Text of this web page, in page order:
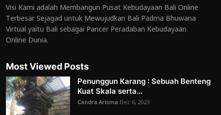
Visi Kami adalah Membangun Pusat Kebudayaan Bali Online
Terbesar Sejagad untuk Mewujudkan Bali Padma Bhuwana
Virtual yaitu Bali sebagai Pancer Peradaban Kebudayaan
Online Dunia.
Most Viewed Posts
Penunggun Karang : Sebuah Benteng
Kuat Skala serta...
Candra Arisma Dec 6, 2023